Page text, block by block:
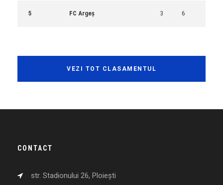
5 FC Argeș 3 6
VEZI TOT CLASAMENTUL
CONTACT
str. Stadionului 26, Ploiești